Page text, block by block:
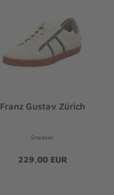
Franz Gustav Zürich
Sneaker
229,00 EUR